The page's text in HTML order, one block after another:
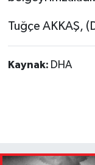
Tuğçe AKKAŞ,
Kaynak: DHA